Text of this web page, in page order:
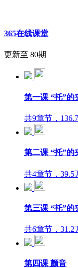
365在线课堂
更新至 80期
第一课 “托”的
共9章节，
第二课 “托”的
共4章节，39.5
第三课 “托”的
共6章节，31.2
第四课 颤音